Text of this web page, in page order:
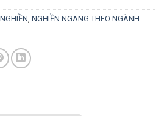
, NGHIỀN NGANG THEO NGÀNH